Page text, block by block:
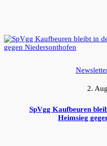
2.
SpVgg Kaufbeuren
Heimsieg